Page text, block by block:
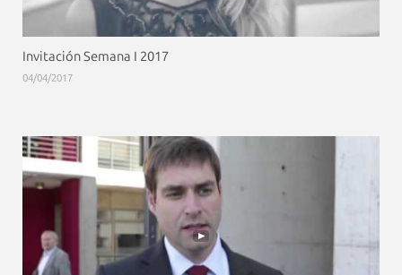
Invitación Semana I 2017
04/04/2017